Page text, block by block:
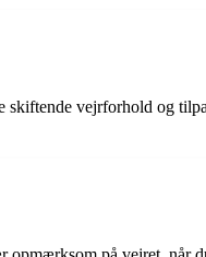
vejrforhold og